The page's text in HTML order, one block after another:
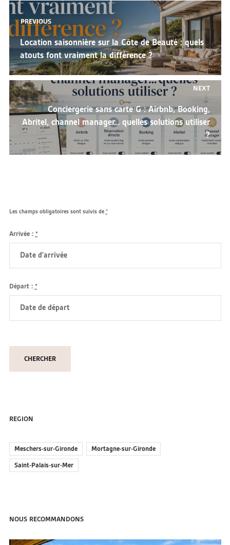
Navigation
de
l’article
PREVIOUS
Previous
post:
Location saisonnière sur la Côte de Beauté : quels
atouts font vraiment la différence ?
NEXT
Next
post:
Conciergerie sans carte G : Airbnb, Booking,
Abritel, channel manager… quelles solutions utiliser
?
Les champs obligatoires sont suivis de *
Arrivée : *
Départ : *
REGION
Meschers-sur-Gironde
Mortagne-sur-Gironde
Saint-Palais-sur-Mer
NOUS RECOMMANDONS